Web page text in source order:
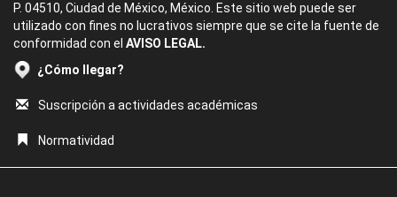
P. 04510, Ciudad de México, México. Este sitio web puede ser
utilizado con fines no lucrativos siempre que se cite la fuente de
conformidad con el AVISO LEGAL.
¿Cómo llegar?
Suscripción a actividades académicas
Normatividad